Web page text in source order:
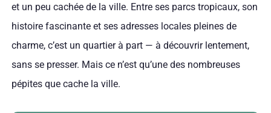
et un peu cachée de la ville. Entre ses parcs tropicaux, son
histoire fascinante et ses adresses locales pleines de
charme, c’est un quartier à part — à découvrir lentement,
sans se presser. Mais ce n’est qu’une des nombreuses
pépites que cache la ville.